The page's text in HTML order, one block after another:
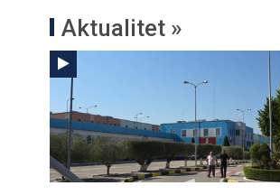
Aktualitet »